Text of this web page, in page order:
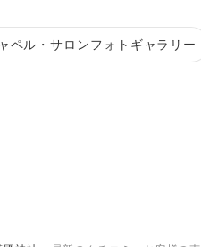
ペル・サロンフォトギャラリー